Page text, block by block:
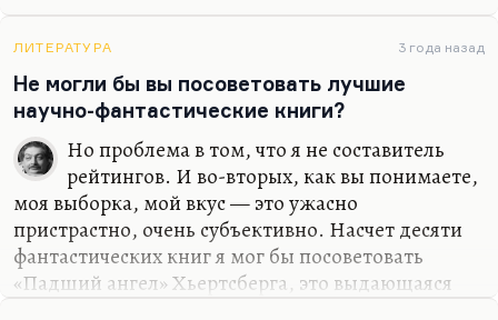
ЛИТЕРАТУРА 3 года назад
Не могли бы вы посоветовать лучшие
научно-фантастические книги?
Но проблема в том, что я не составитель
рейтингов. И во-вторых, как вы понимаете,
моя выборка, мой вкус — это ужасно
пристрастно, очень субъективно. Насчет десяти
фантастических книг я мог бы посоветовать
«Падший ангел» Хьертсберга, это выдающаяся